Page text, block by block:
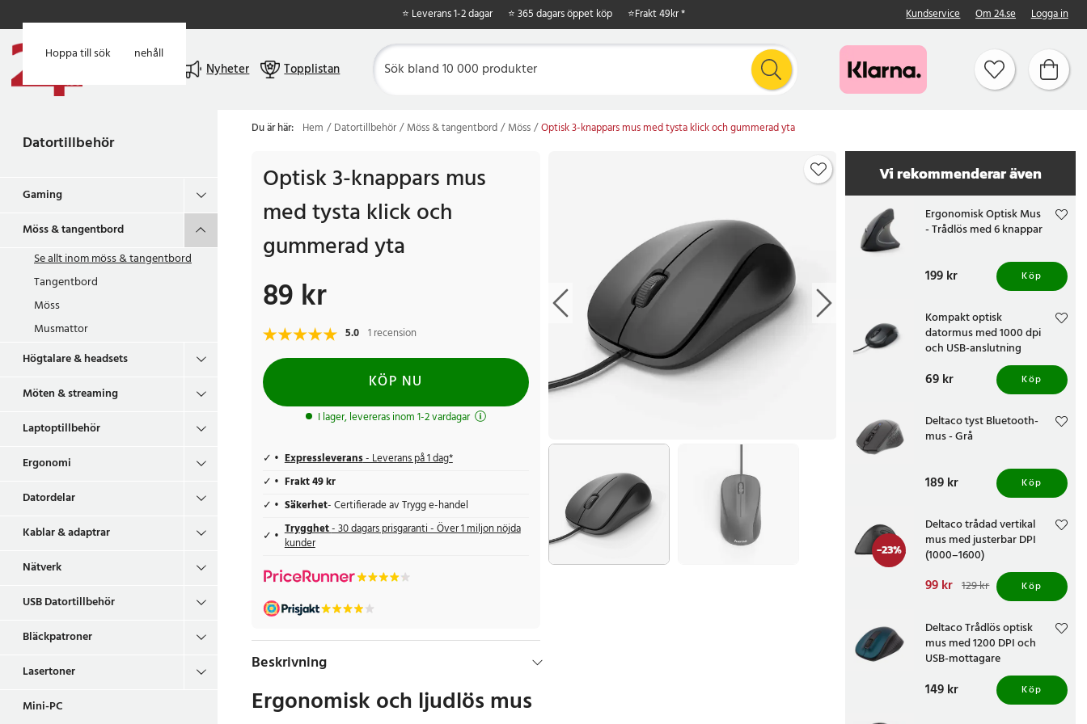
Hoppa till huvudinnehåll
Hoppa till sök
⭐ Leverans 1-2 dagar ⭐ 365 dagars öppet köp ⭐Frakt 49kr * Kundservice Om 24.se Logga in
Nyheter Topplistan
Datortillbehör
Gaming
Möss & tangentbord
Se allt inommöss & tangentbord
Tangentbord
Möss
Musmattor
Högtalare & headsets
Möten & streaming
Laptoptillbehör
Ergonomi
Datordelar
Kablar & adaptrar
Nätverk
USB Datortillbehör
Bläckpatroner
Lasertoner
Mini-PC
Du är här: Hem Datortillbehör Möss & tangentbord Möss Optisk 3-knappars mus med tysta klick och gummerad yta
Optisk 3-knappars mus
med tysta klick och
gummerad yta
Pris:89 kr
89 kr
5.0 1 recension
KÖP NU
I lager, levereras inom 1-2 vardagar
Expressleverans- Leverans på 1 dag*
Frakt 49 kr
Säkerhet- Certifierade av Trygg e-handel
Trygghet- 30 dagars prisgaranti - Över 1 miljon nöjda
kunder
Beskrivning
Ergonomisk och ljudlös mus
Vi rekommenderar även
Ergonomisk Optisk Mus
- Trådlös med 6 knappar
Pris :199 kr
199 kr Köp
Kompakt optisk
datormus med 1000 dpi
och USB-anslutning
Pris:69 kr
69 kr Köp
Deltaco tyst Bluetooth-
mus - Grå
Pris :189 kr
189 kr Köp
-23%
Deltaco trådad vertikal
mus med justerbar DPI
(1000–1600)
Nuvarande pris
Tidigare pris 129 kr
99 kr 129 kr Köp
Deltaco Trådlös optisk
mus med 1200 DPI och
USB-mottagare
Pris :149 kr
149 kr Köp